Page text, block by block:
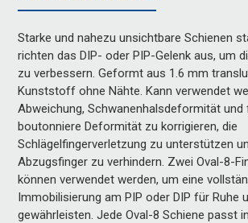
Starke und nahezu unsichtbare Schienen
richten das DIP- oder PIP-Gelenk aus, um
zu verbessern. Geformt aus 1.6 mm
Kunststoff ohne Nähte. Kann verwendet
Abweichung, Schwanenhalsdeformität und
boutonniere Deformität zu korrigieren, die
Schlägelfingerverletzung zu unterstützen
Abzugsfinger zu verhindern. Zwei Oval-8-
können verwendet werden, um eine
Immobilisierung am PIP oder DIP für Ruhe
gewährleisten. Jede Oval-8 Schiene passt